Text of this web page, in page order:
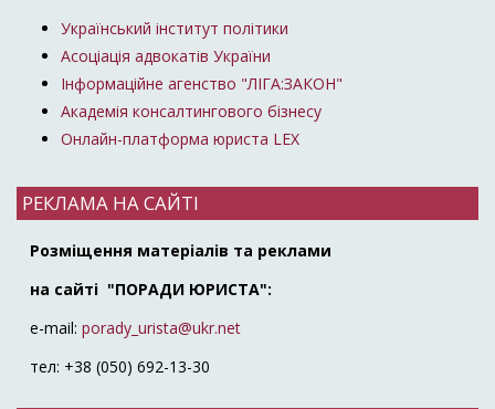
Український інститут політики
Асоціація адвокатів України
Інформаційне агенство "ЛІГА:ЗАКОН"
Академія консалтингового бізнесу
Онлайн-платформа юриста LEX
РЕКЛАМА НА САЙТІ
Розміщення матеріалів та реклами
на сайті "ПОРАДИ ЮРИСТА":
e-mail: porady_urista@ukr.net
тел: +38 (050) 692-13-30